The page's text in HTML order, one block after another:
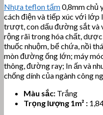
Nhựa teflon tấm0,8mm chủ
cách điện và tiếp xúc với lớp
trượt, con dấu đường sắt
rộng rãi trong hóa chất,
thuốc nhuộm, bể chứa, nồi
mòn đường ống lớn; máy
thông, đường ray; In ấn và
chống dính của ngành công
Màu sắc: Trắng
Trọng lượng 1m² :